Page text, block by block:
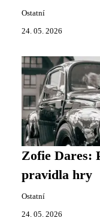
Ostatní
24. 05. 2026
Zofie Dares:
pravidla hry
Ostatní
24. 05. 2026